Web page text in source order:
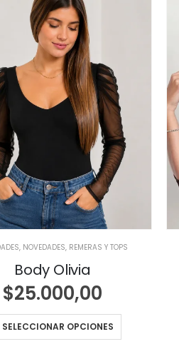
, NOVEDADES, REMERAS Y TOPS
Body Olivia
$25.000,00
SELECCIONAR OPCIONES